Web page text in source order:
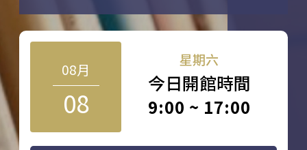
08月
08
星期六
今日開館時間
9:00 ~ 17:00